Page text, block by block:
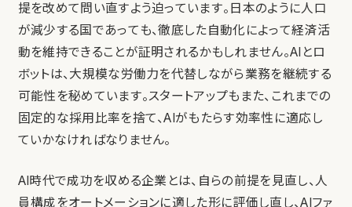
提を改めて問い直すよう迫っています。日本のように人口
が減少する国であっても、徹底した自動化によって経済活
動を維持できることが証明されるかもしれません。AIとロ
ボットは、大規模な労働力を代替しながら業務を継続する
可能性を秘めています。スタートアップもまた、これまでの
固定的な採用比率を捨て、AIがもたらす効率性に適応し
ていかなければなりません。
AI時代で成功を収める企業とは、自らの前提を見直し、人
員構成をオートメーションに適した形に評価し直し、AIファ